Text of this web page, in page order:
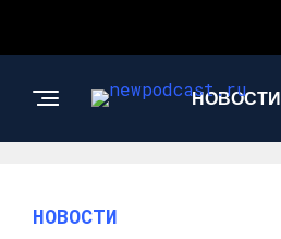
НОВОСТИ
НОВОСТИ